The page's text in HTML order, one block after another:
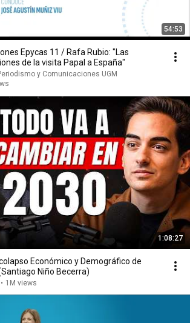
54:53
Epycas 11 / Rafa Rubio: "Las
de la visita Papal a España"
y Comunicaciones UGM
1:08:27
Económico y Demográfico de
Niño Becerra)
• 1M views